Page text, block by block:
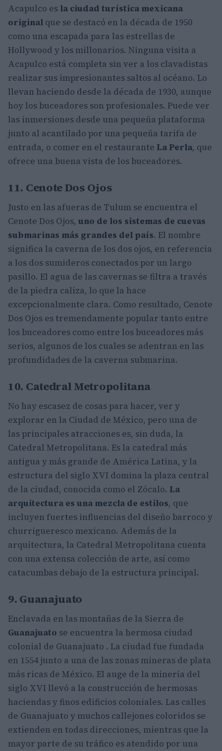
Acapulco es la ciudad turística mexicana
original que se destacó en la década de 1950
como una escapada para las estrellas de
Hollywood y los millonarios. Ninguna visita a
Acapulco está completa sin ver a los clavadistas
realizar sus impresionantes saltos al océano. Lo
llevan haciendo desde la década de 1930, aunque
hoy los buceadores son profesionales. Puede ver
las inmersiones desde una pequeña plataforma
junto al acantilado por una pequeña tarifa de
entrada, o comer en el restaurante La Perla, que
ofrece una buena vista de los buceadores.
11. Cenote Dos Ojos
Justo en las afueras de Tulum se encuentra el
Cenote Dos Ojos, uno de los sistemas de cuevas
submarinas más grandes del país. El nombre
significa la caverna de los dos ojos, en referencia
a los dos sumideros conectados por un largo
pasillo. El agua de las cavernas se filtra a través
de la piedra caliza, lo que la hace
excepcionalmente clara. Como resultado, Cenote
Dos Ojos es tremendamente popular tanto entre
los buceadores como entre los buceadores más
serios, algunos de los cuales se adentran en las
profundidades de la caverna submarina.
10. Catedral Metropolitana
No hay escasez de cosas para hacer, ver y
explorar en la Ciudad de México, pero una de
las principales atracciones es, sin duda, la
Catedral Metropolitana. Es la catedral más
antigua y más grande de América Latina, y la
estructura del siglo XVI domina la plaza central
de la ciudad, conocida como el Zócalo. La
arquitectura es una mezcla de estilos, que
incluyen fuertes influencias del diseño barroco y
churrigueresco mexicano. Además de la
arquitectura, la Catedral Metropolitana cuenta
con una extensa colección de arte, así como
catacumbas debajo de la estructura principal.
9. Guanajuato
Enclavada en las montañas de la Sierra de
Guanajuato se encuentra la hermosa ciudad
colonial de Guanajuato . La ciudad fue fundada
en 1554 junto a una de las zonas mineras de plata
más ricas de México. El auge de la minería del
siglo XVI llevó a la construcción de hermosas
haciendas y finos edificios coloniales. Las calles
de Guanajuato y muchos callejones coloridos se
extienden en todas direcciones, mientras que la
mayor parte de su tráfico es atendido por una